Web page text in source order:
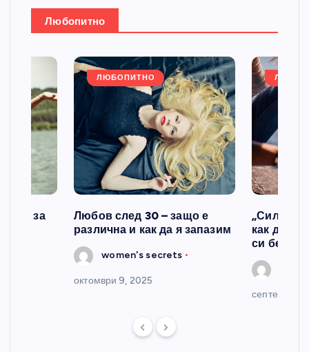
а
Любопитно
за
ЛЮБОПИТНО
Любов след 30 – защо е
различна и как да я запазим
women's secrets
октомври 9, 2025
„Силата
как да се
си без
септември